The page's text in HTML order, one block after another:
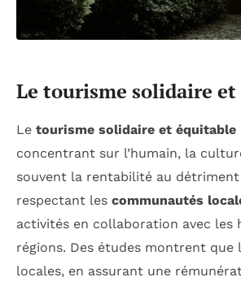
Le tourisme solidaire
Le tourisme solidaire et équitable
concentrant sur l’humain, la
souvent la rentabilité au
respectant les communautés
activités en collaboration avec les
régions. Des études montrent
locales, en assurant une